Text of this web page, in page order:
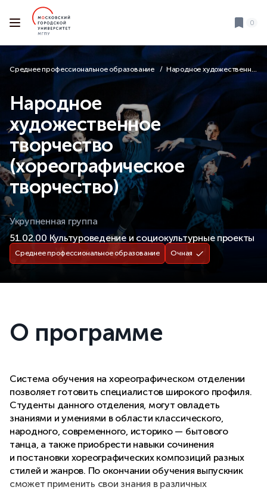
0
Среднее профессиональное образование Народное художественное творчество (хореографическое творчество)
Народное
художественное
творчество
(хореографическое
творчество)
Укрупненная группа
51.02.00 Культуроведение и социокультурные проекты
Среднее профессиональное образование Очная
О программе
Система обучения на хореографическом отделении
позволяет готовить специалистов широкого профиля.
Студенты данного отделения, могут овладеть
знаниями и умениями в области классического,
народного, современного, историко — бытового
танца, а также приобрести навыки сочинения
и постановки хореографических композиций разных
стилей и жанров. По окончании обучения выпускник
сможет применить свои знания в различных